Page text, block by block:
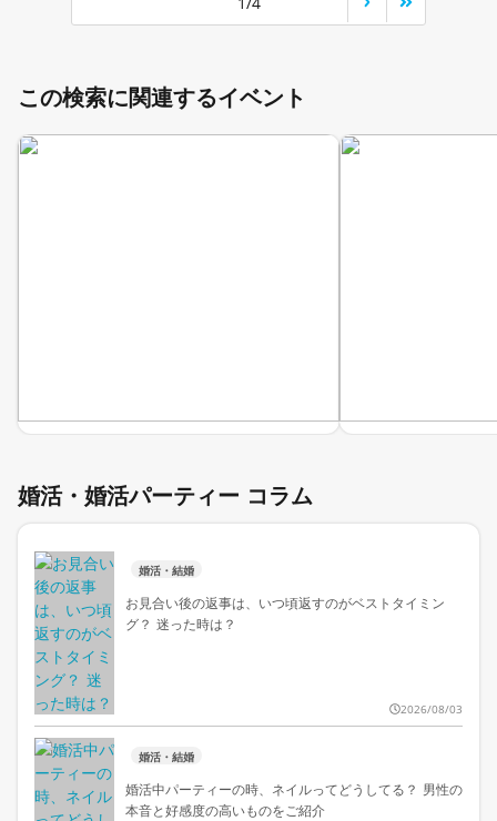
この検索に関連するイベント
婚活・婚活パーティー コラム
婚活・結婚
お見合い後の返事は、いつ頃返すのがベストタイミン
グ？ 迷った時は？
2026/08/03
婚活・結婚
婚活中パーティーの時、ネイルってどうしてる？ 男性の
本音と好感度の高いものをご紹介